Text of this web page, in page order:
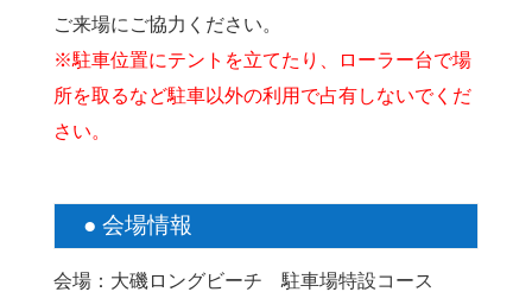
ご来場にご協力ください。
※駐車位置にテントを立てたり、ローラー台で場
所を取るなど駐車以外の利用で占有しないでくだ
さい。
● 会場情報
会場：大磯ロングビーチ 駐車場特設コース